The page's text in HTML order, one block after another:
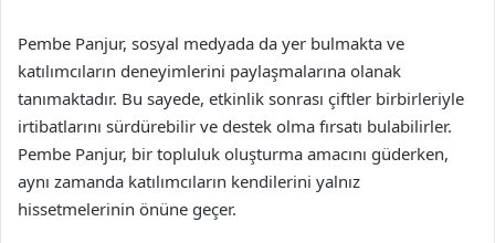
Pembe Panjur, sosyal medyada da yer bulmakta ve
katılımcıların deneyimlerini paylaşmalarına olanak
tanımaktadır. Bu sayede, etkinlik sonrası çiftler birbirleriyle
irtibatlarını sürdürebilir ve destek olma fırsatı bulabilirler.
Pembe Panjur, bir topluluk oluşturma amacını güderken,
aynı zamanda katılımcıların kendilerini yalnız
hissetmelerinin önüne geçer.